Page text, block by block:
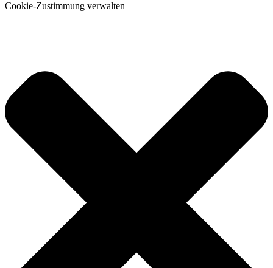
Cookie-Zustimmung verwalten